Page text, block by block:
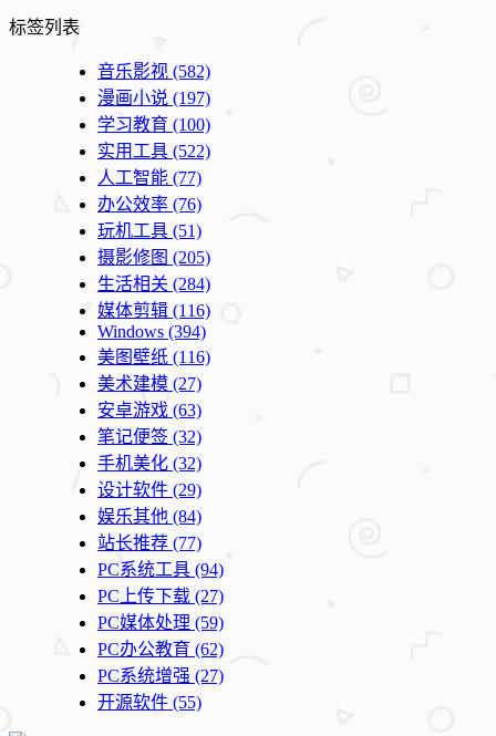
标签列表
音乐影视 (582)
漫画小说 (197)
学习教育 (100)
实用工具 (522)
人工智能 (77)
办公效率 (76)
玩机工具 (51)
摄影修图 (205)
生活相关 (284)
媒体剪辑 (116)
Windows (394)
美图壁纸 (116)
美术建模 (27)
安卓游戏 (63)
笔记便签 (32)
手机美化 (32)
设计软件 (29)
娱乐其他 (84)
站长推荐 (77)
PC系统工具 (94)
PC上传下载 (27)
PC媒体处理 (59)
PC办公教育 (62)
PC系统增强 (27)
开源软件 (55)